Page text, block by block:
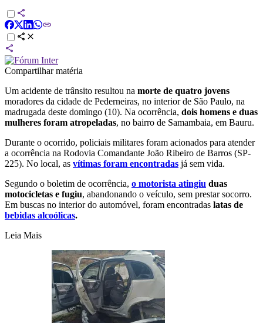
Compartilhar matéria
Um acidente de trânsito resultou na morte de quatro jovens
moradores da cidade de Pederneiras, no interior de São Paulo, na
madrugada deste domingo (10). Na ocorrência, dois homens e duas
mulheres foram atropeladas, no bairro de Samambaia, em Bauru.
Durante o ocorrido, policiais militares foram acionados para atender
a ocorrência na Rodovia Comandante João Ribeiro de Barros (SP-
225). No local, as vítimas foram encontradas já sem vida.
Segundo o boletim de ocorrência, o motorista atingiu duas
motocicletas e fugiu, abandonando o veículo, sem prestar socorro.
Em buscas no interior do automóvel, foram encontradas latas de
bebidas alcoólicas.
Leia Mais